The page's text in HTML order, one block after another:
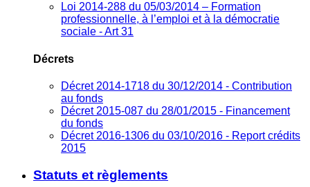
Loi 2014-288 du 05/03/2014 – Formation
professionnelle, à l’emploi et à la démocratie
sociale - Art 31
Décrets
Décret 2014-1718 du 30/12/2014 - Contribution
au fonds
Décret 2015-087 du 28/01/2015 - Financement
du fonds
Décret 2016-1306 du 03/10/2016 - Report crédits
2015
Statuts et règlements